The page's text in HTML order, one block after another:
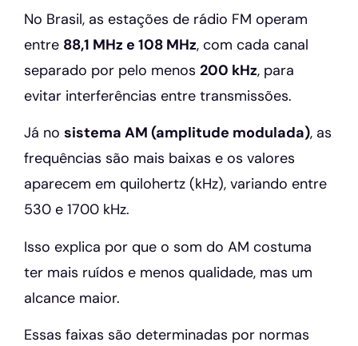
No Brasil, as estações de rádio FM operam
entre 88,1 MHz e 108 MHz, com cada canal
separado por pelo menos 200 kHz, para
evitar interferências entre transmissões.
Já no sistema AM (amplitude modulada), as
frequências são mais baixas e os valores
aparecem em quilohertz (kHz), variando entre
530 e 1700 kHz.
Isso explica por que o som do AM costuma
ter mais ruídos e menos qualidade, mas um
alcance maior.
Essas faixas são determinadas por normas